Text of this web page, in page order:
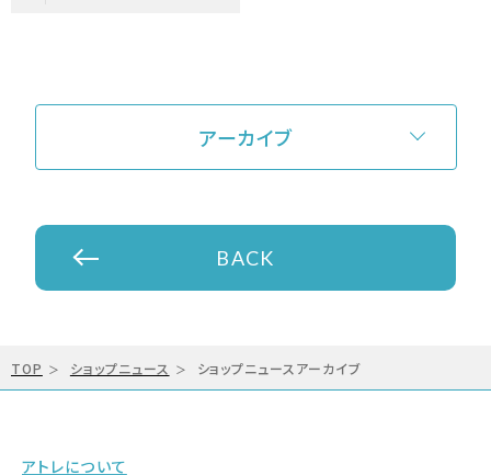
アーカイブ
BACK
TOP ショップニュース ショップニュースアーカイブ
アトレについて